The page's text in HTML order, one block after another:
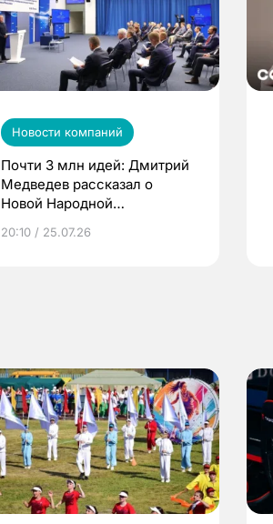
Новости компаний
Почти 3 млн идей: Дмитрий
Медведев рассказал о
Новой Народной
20:10 / 25.07.26